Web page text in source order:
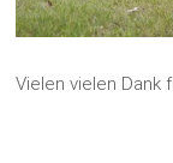
Vielen vielen Dank